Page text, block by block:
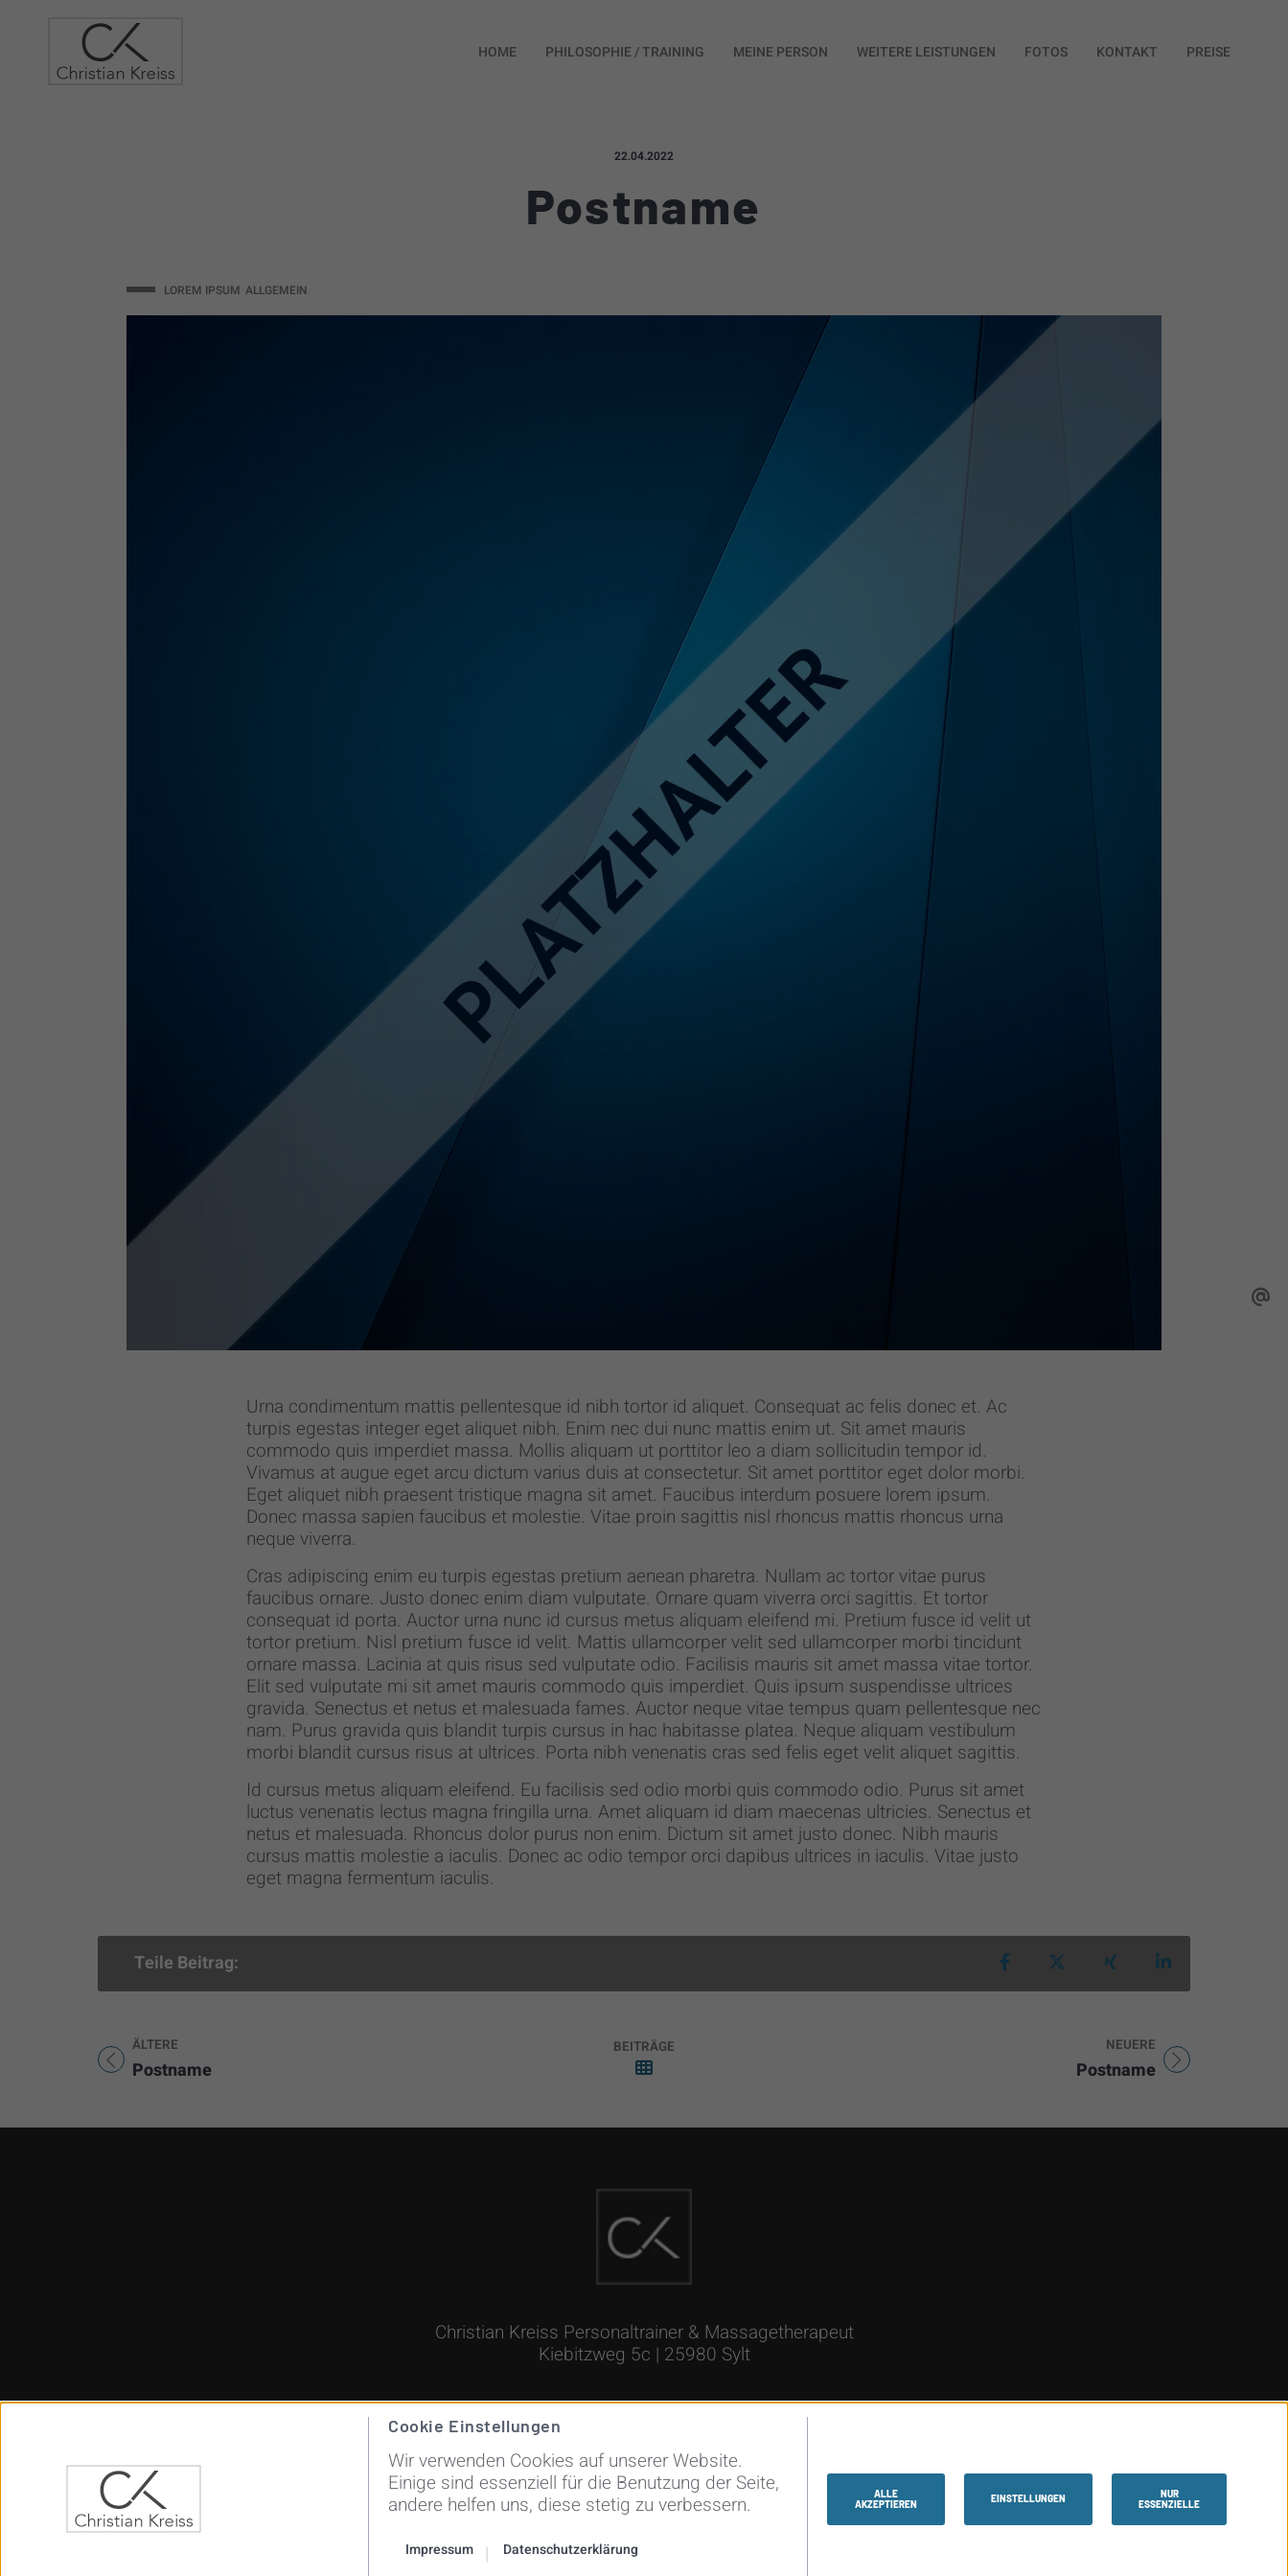
HOME PHILOSOPHIE / TRAINING MEINE PERSON WEITERE LEISTUNGEN FOTOS KONTAKT PREISE
Veröffentlicht am:
22.04.2022
Postname
LOREM IPSUM ALLGEMEIN
Urna condimentum mattis pellentesque id nibh tortor id aliquet. Consequat ac felis donec et. Ac
turpis egestas integer eget aliquet nibh. Enim nec dui nunc mattis enim ut. Sit amet mauris
commodo quis imperdiet massa. Mollis aliquam ut porttitor leo a diam sollicitudin tempor id.
Vivamus at augue eget arcu dictum varius duis at consectetur. Sit amet porttitor eget dolor morbi.
Eget aliquet nibh praesent tristique magna sit amet. Faucibus interdum posuere lorem ipsum.
Donec massa sapien faucibus et molestie. Vitae proin sagittis nisl rhoncus mattis rhoncus urna
neque viverra.
Cras adipiscing enim eu turpis egestas pretium aenean pharetra. Nullam ac tortor vitae purus
faucibus ornare. Justo donec enim diam vulputate. Ornare quam viverra orci sagittis. Et tortor
consequat id porta. Auctor urna nunc id cursus metus aliquam eleifend mi. Pretium fusce id velit ut
tortor pretium. Nisl pretium fusce id velit. Mattis ullamcorper velit sed ullamcorper morbi tincidunt
ornare massa. Lacinia at quis risus sed vulputate odio. Facilisis mauris sit amet massa vitae tortor.
Elit sed vulputate mi sit amet mauris commodo quis imperdiet. Quis ipsum suspendisse ultrices
gravida. Senectus et netus et malesuada fames. Auctor neque vitae tempus quam pellentesque nec
nam. Purus gravida quis blandit turpis cursus in hac habitasse platea. Neque aliquam vestibulum
morbi blandit cursus risus at ultrices. Porta nibh venenatis cras sed felis eget velit aliquet sagittis.
Id cursus metus aliquam eleifend. Eu facilisis sed odio morbi quis commodo odio. Purus sit amet
luctus venenatis lectus magna fringilla urna. Amet aliquam id diam maecenas ultricies. Senectus et
netus et malesuada. Rhoncus dolor purus non enim. Dictum sit amet justo donec. Nibh mauris
cursus mattis molestie a iaculis. Donec ac odio tempor orci dapibus ultrices in iaculis. Vitae justo
eget magna fermentum iaculis.
Teile Beitrag: Teilen auf Facebook
Teilen auf XTeilen auf Xing
Teilen auf
ÄLTERE
Titel für Beitrag
Postname
BEITRÄGE NEUERE
Titel für Beitrag
Postname
Christian Kreiss Personaltrainer & Massagetherapeut
Kiebitzweg 5c | 25980 Sylt
Impressum
Alle Rechte
Cookie Einstellungen
Wir verwenden Cookies auf unserer Website.
Einige sind essenziell für die Benutzung der Seite,
andere helfen uns, diese stetig zu verbessern.
Impressum Datenschutzerklärung
ALLE
AKZEPTIEREN
EINSTELLUNGEN
NUR
ESSENZIELLE